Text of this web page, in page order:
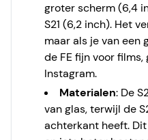
groter scherm (6,4
S21 (6,2 inch). Het
maar als je van een
de FE fijn voor
Instagram.
Materialen: De
van glas, terwijl de
achterkant heeft.